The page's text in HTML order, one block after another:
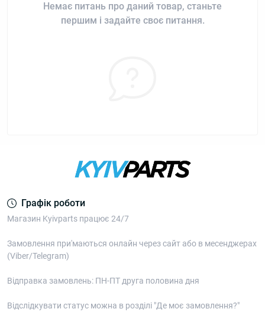
Немає питань про даний товар, станьте
першим і задайте своє питання.
Графік роботи
Магазин Kyivparts працює 24/7
Замовлення при'маються онлайн через сайт або в месенджерах
(Viber/Telegram)
Відправка замовлень: ПН-ПТ друга половина дня
Відслідкувати статус можна в розділі "Де моє замовлення?"